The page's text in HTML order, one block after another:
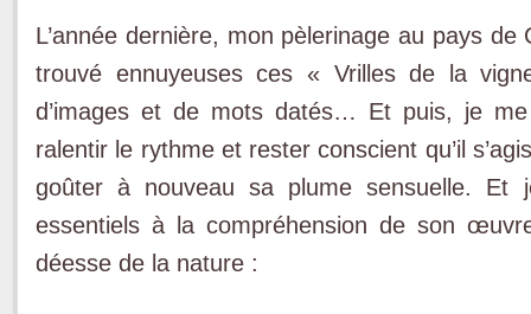
L’année dernière, mon pèlerinage au pays de
trouvé ennuyeuses ces « Vrilles de la
d’images et de mots datés… Et puis, je
ralentir le rythme et rester conscient qu’il
goûter à nouveau sa plume sensuelle. Et
essentiels à la compréhension de son
déesse de la nature :